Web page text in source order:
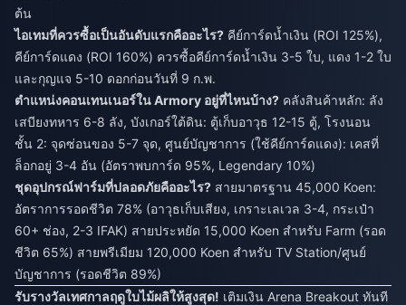
ต้น
ไอเทมที่ควรซื้อเป็นอันดับแรกคืออะไร? คีย์การ์ดน้ำเงิน (ROI 125%),
คีย์การ์ดแดง (ROI 160%) ควรซื้อคีย์การ์ดน้ำเงิน 3-5 ใบ, แดง 1-2 ใบ
และกุญแจ 5-10 ดอกก่อนวันที่ 9 ก.พ.
ตำแหน่งคอนเทนเนอร์ใน Armory อยู่ที่ไหนบ้าง? คลังสินค้าหลัก: ลัง
เสบียงทหาร 6-8 ลัง, บังเกอร์ใต้ดิน: ตู้เก็บอาวุธ 12-15 ตู้, โรงนอน
ชั้น 2: จุดซ่อนของ 5-7 จุด, ศูนย์บัญชาการ (ใช้คีย์การ์ดแดง): เคสที่
ล็อกอยู่ 3-4 อัน (อัตราพบการ์ด 95%, Legendary 10%)
ชุดอุปกรณ์ฟาร์มที่ปลอดภัยคืออะไร? สายมาตรฐาน 45,000 Koen:
อัตราการรอดชีวิต 78% (อาวุธเก็บเสียง, เกราะเลเวล 3-4, กระเป๋า
60+ ช่อง, 2-3 IFAK) สายประหยัด 15,000 Koen สำหรับ Farm (รอด
ชีวิต 65%) สายพรีเมียม 120,000 Koen สำหรับ TV Station/ศูนย์
บัญชาการ (รอดชีวิต 89%)
รับรางวัลเทศกาลฤดูใบไม้ผลิให้สูงสุด! เติมเงิน Arena Breakout ทันที